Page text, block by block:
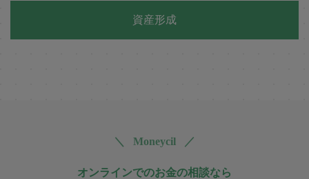
資産形成
＼ Moneycil ／
オンラインでのお金の相談なら